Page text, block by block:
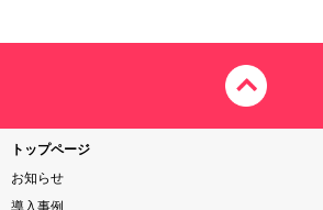
トップページ
お知らせ
導入事例